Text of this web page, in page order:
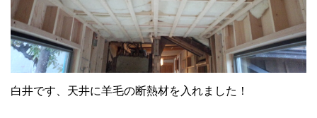
白井です、天井に羊毛の断熱材を入れました！